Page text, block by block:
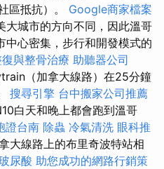
區抵抗）。 Google商家檔案
大城市的方向不同，因此溫哥
中心密集，步行和開發模式的
與整骨治療 助聽器公司
（加拿大線路）在25分鐘
搜尋引擎 台中搬家公司推薦
白天和晚上都會跑到溫哥
證台南 除蟲 冷氣清洗 眼科推
大線路上的布里奇波特站相
尿酸 助您成功的網路行銷策